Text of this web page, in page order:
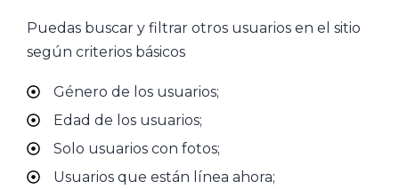
Puedas buscar y filtrar otros usuarios en el sitio
según criterios básicos
Género de los usuarios;
Edad de los usuarios;
Solo usuarios con fotos;
Usuarios que están línea ahora;